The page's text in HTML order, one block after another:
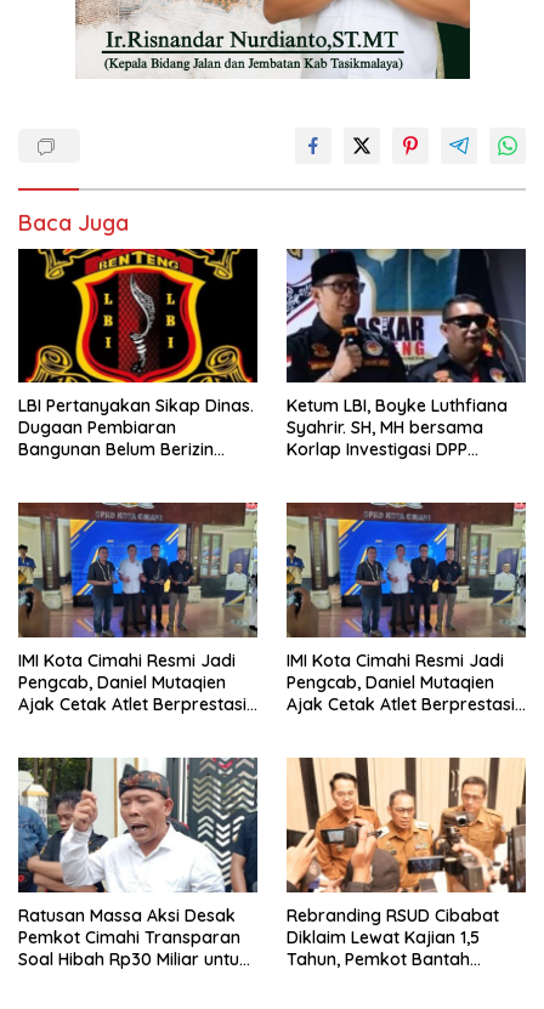
Baca Juga
LBI Pertanyakan Sikap Dinas.
Dugaan Pembiaran
Bangunan Belum Berizin
Ketum LBI, Boyke Luthfiana
Syahrir. SH, MH bersama
Korlap Investigasi DPP
Pembangunan Datatel
Diduga Belum Berizin di
Parungponteng,
IMI Kota Cimahi Resmi Jadi
Pengcab, Daniel Mutaqien
Ajak Cetak Atlet Berprestasi
IMI Kota Cimahi Resmi Jadi
Pengcab, Daniel Mutaqien
Ajak Cetak Atlet Berprestasi
Ratusan Massa Aksi Desak
Pemkot Cimahi Transparan
Soal Hibah Rp30 Miliar untuk
Rebranding RSUD Cibabat
Diklaim Lewat Kajian 1,5
Tahun, Pemkot Bantah